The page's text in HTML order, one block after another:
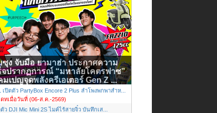
ง จับมือ ยามาฮ่า ประกาศความ
จปรากฏการณ์ “มหาลัยโคตรฟาซ”
มเปญจุดพลังครีเอเตอร์ Gen Z ...
เปิดตัว PartyBox Encore 2 Plus ลำโพงพกพาสำห...
ดทเมื่อวันที่ (06-ส.ค.-2569)
ตัว DJI Mic Mini 2S ไมค์ไร้สายจิ๋ว บันทึกเส...